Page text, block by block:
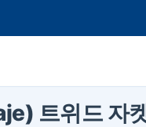
트위드 자